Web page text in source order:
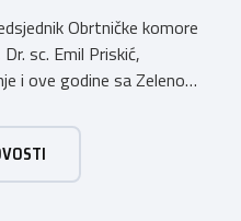
Obrtničke komore
sc. Emil Priskić,
i ove godine sa Zelenom
sudjelovati u grupnoj
te si tako osigurati
isplativost ulaganja u